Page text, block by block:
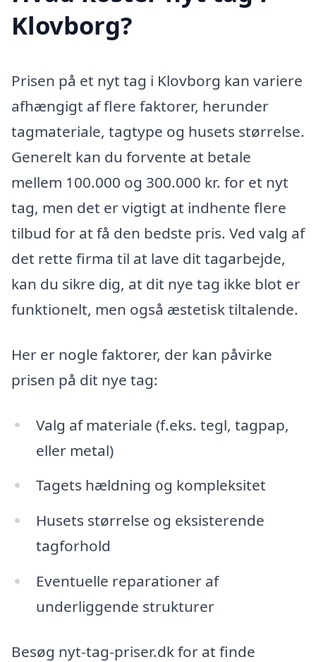
Klovborg?
Prisen på et nyt tag i Klovborg kan variere
afhængigt af flere faktorer, herunder
tagmateriale, tagtype og husets størrelse.
Generelt kan du forvente at betale
mellem 100.000 og 300.000 kr. for et nyt
tag, men det er vigtigt at indhente flere
tilbud for at få den bedste pris. Ved valg af
det rette firma til at lave dit tagarbejde,
kan du sikre dig, at dit nye tag ikke blot er
funktionelt, men også æstetisk tiltalende.
Her er nogle faktorer, der kan påvirke
prisen på dit nye tag:
Valg af materiale (f.eks. tegl, tagpap,
eller metal)
Tagets hældning og kompleksitet
Husets størrelse og eksisterende
tagforhold
Eventuelle reparationer af
underliggende strukturer
Besøg nyt-tag-priser.dk for at finde